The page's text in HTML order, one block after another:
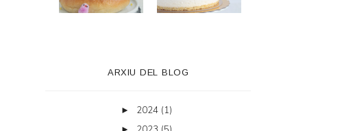
ARXIU DEL BLOG
► 2024 (1)